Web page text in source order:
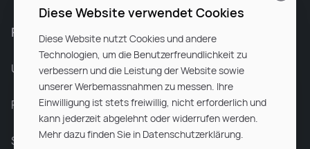
Für Unternehmen
Unsere Dienstleistungen
Partnerunternehmen
Sitemap
Diese Website verwendet Cookies
Diese Website nutzt Cookies und andere
Technologien, um die Benutzerfreundlichkeit zu
verbessern und die Leistung der Website sowie
unserer Werbemassnahmen zu messen. Ihre
Einwilligung ist stets freiwillig, nicht erforderlich und
kann jederzeit abgelehnt oder widerrufen werden.
Mehr dazu finden Sie in Datenschutzerklärung.